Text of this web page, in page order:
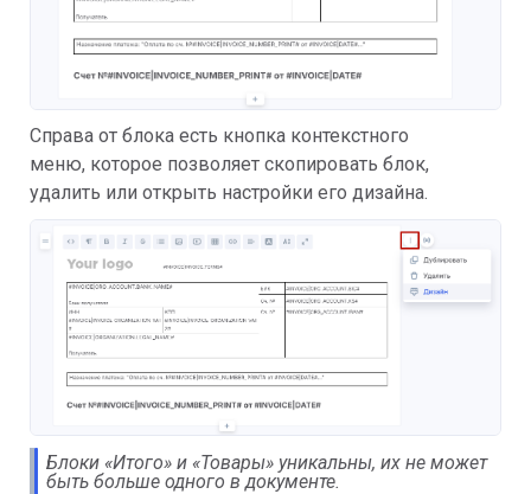
Справа от блока есть кнопка контекстного
меню, которое позволяет скопировать блок,
удалить или открыть настройки его дизайна.
Блоки «Итого» и «Товары» уникальны, их не может
быть больше одного в документе.